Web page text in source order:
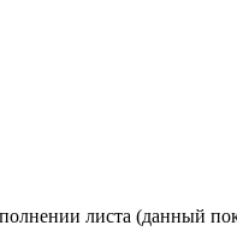
листа (данный